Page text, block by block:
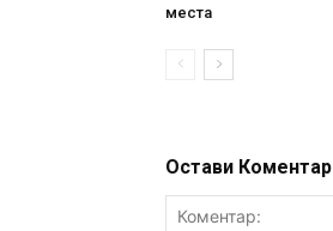
места
Остави Коментар